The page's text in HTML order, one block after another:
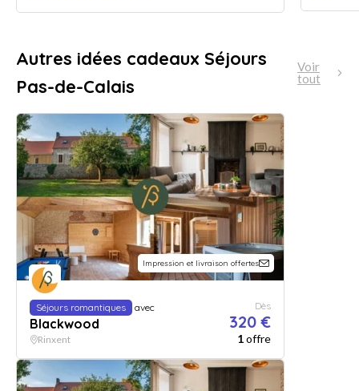
Autres idées cadeaux Séjours
Pas-de-Calais
Voir
tout
Impression et livraison offertes
Séjours romantiques avec
Blackwood
Dès
320 €
Rinxent 1offre